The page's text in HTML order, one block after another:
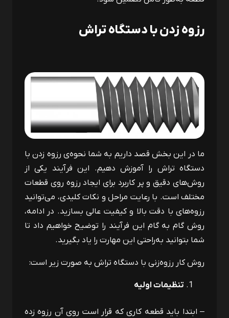
رزوه زدن با دستگاه تراش
ما در این بخش قصد داریم به شما نحوه‌ی رزوه زدن با
دستگاه تراش را آموزش دهیم. این فرآیند یکی از
روش‌های دقیق و پر کاربرد برای ایجاد رزوه روی قطعات
مختلف است. با رعایت مراحل و نکات کلیدی، می‌توانید
رزوه‌های با دقت بالا و کیفیت عالی بسازید. در ادامه،
روش گام به گام این فرآیند را توضیح خواهیم داد تا
شما بتوانید به‌راحتی این مهارت را یاد بگیرید.
روش کار رزوه‌زنی با دستگاه تراش به صورت زیر است:
تنظیمات اولیه
– ابتدا باید قطعه ‌کاری که قرار است روی آن رزوه زده